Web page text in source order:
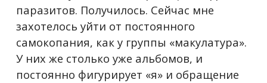
паразитов. Получилось. Сейчас мне
захотелось уйти от постоянного
самокопания, как у группы «макулатура».
У них же столько уже альбомов, и
постоянно фигурирует «я» и обращение